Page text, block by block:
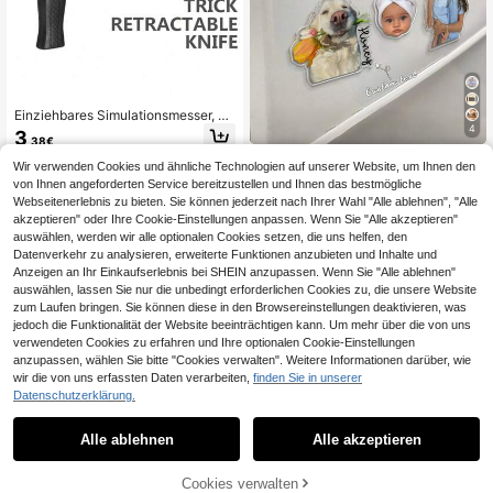
Einziehbares Simulationsmesser, ei
nziehbare Magie Requisiten, erwac
hsene Fake Messer Show, gruselige
einziehbare Messer, geeignet für W
eihnachten, Ostern, geeignet für Te
enager und Erwachsenen Scherze
3,38€
1andere Händler
1 Stück Stressabbau Tastatur Schlü
sselanhänger - Ein farbenfrohes Fin
baut und leuchtende Macaron-Farb
#2 Bestseller in Mehrfarbig Zappelspielzeug für Teenager
4
Personalisiertes Vatertagsgeschen
k, individuelle Fotomagnete, Papa F
otomagnete, Familien Fotomagnete,
Opa Fotomagnete, Weihnachtsdeko
ration, individuell gestaltet, ideales
Geschenk für ihn, Freund, Vater, für
die Familie, erster Vatertags-Erinner
ungsstück 2026, durchdachtes Ges
chenk
4 ,27€ -2% 4,38€
1
Wir verwenden Cookies und ähnliche Technologien auf unserer Website, um Ihnen den
von Ihnen angeforderten Service bereitzustellen und Ihnen das bestmögliche
Webseitenerlebnis zu bieten. Sie können jederzeit nach Ihrer Wahl "Alle ablehnen", "Alle
akzeptieren" oder Ihre Cookie-Einstellungen anpassen. Wenn Sie "Alle akzeptieren"
auswählen, werden wir alle optionalen Cookies setzen, die uns helfen, den
Datenverkehr zu analysieren, erweiterte Funktionen anzubieten und Inhalte und
Anzeigen an Ihr Einkaufserlebnis bei SHEIN anzupassen. Wenn Sie "Alle ablehnen"
auswählen, lassen Sie nur die unbedingt erforderlichen Cookies zu, die unsere Website
zum Laufen bringen. Sie können diese in den Browsereinstellungen deaktivieren, was
jedoch die Funktionalität der Website beeinträchtigen kann. Um mehr über die von uns
verwendeten Cookies zu erfahren und Ihre optionalen Cookie-Einstellungen
anzupassen, wählen Sie bitte "Cookies verwalten". Weitere Informationen darüber, wie
wir die von uns erfassten Daten verarbeiten, finden Sie in unserer
Datenschutzerklärung.
Alle ablehnen Alle akzeptieren
Cookies verwalten